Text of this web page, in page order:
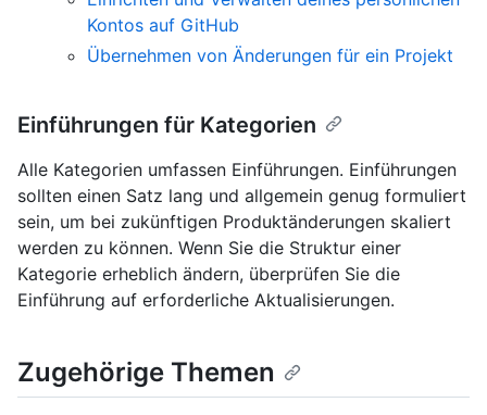
Kontos auf GitHub
Übernehmen von Änderungen für ein Projekt
Einführungen für Kategorien
Alle Kategorien umfassen Einführungen. Einführungen
sollten einen Satz lang und allgemein genug formuliert
sein, um bei zukünftigen Produktänderungen skaliert
werden zu können. Wenn Sie die Struktur einer
Kategorie erheblich ändern, überprüfen Sie die
Einführung auf erforderliche Aktualisierungen.
Zugehörige Themen